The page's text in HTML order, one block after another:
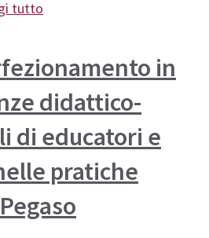
tutto
in
didattico-
di educatori e
pratiche